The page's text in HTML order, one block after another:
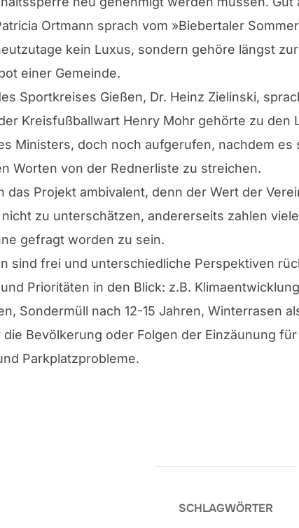
Ortmann sprach vom »Biebertaler
kein Luxus, sondern gehöre längst
einer Gemeinde.
Sportkreises Gießen, Dr. Heinz Zielinski,
Kreisfußballwart Henry Mohr gehörte zu den
Ministers, doch noch aufgerufen, nachdem
Worten von der Rednerliste zu streichen.
das Projekt ambivalent, denn der Wert der
zu unterschätzen, andererseits zahlen
gefragt worden zu sein.
sind frei und unterschiedliche Perspektiven
Prioritäten in den Blick: z.B.
Sondermüll nach 12-15 Jahren, Winterrasen
Bevölkerung oder Folgen der Einzäunung
Parkplatzprobleme.
SCHLAGWÖRTER